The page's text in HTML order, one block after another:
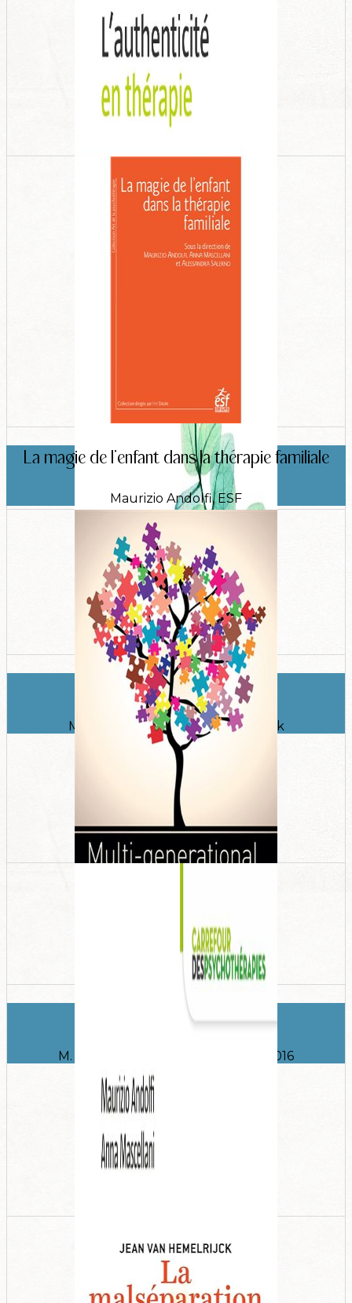
L'authenticité en thérapie
Maurizio Andolfi, Edition De Boeck
La magie de l'enfant dans la thérapie familiale
Maurizio Andolfi, ESF
Multi Generational Therapy
M. Andolfi - Taylor & Francis Ltd - 2016